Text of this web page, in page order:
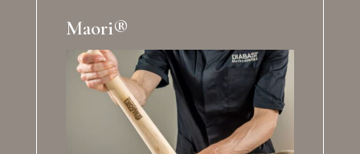
Maori®